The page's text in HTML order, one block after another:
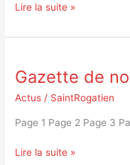
Lire la suite »
Gazette de
Actus / SaintRogatien
Page 1 Page 2 Page 3
Gazette
novembre
Lire la suite »